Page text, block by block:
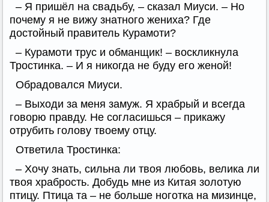
– Я пришёл на свадьбу, – сказал Миуси. – Но
почему я не вижу знатного жениха? Где
достойный правитель Курамоти?
– Курамоти трус и обманщик! – воскликнула
Тростинка. – И я никогда не буду его женой!
Обрадовался Миуси.
– Выходи за меня замуж. Я храбрый и всегда
говорю правду. Не согласишься – прикажу
отрубить голову твоему отцу.
Ответила Тростинка:
– Хочу знать, сильна ли твоя любовь, велика ли
твоя храбрость. Добудь мне из Китая золотую
птицу. Птица та – не больше ноготка на мизинце,